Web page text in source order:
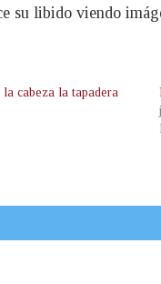
su libido viendo
cabeza la tapadera